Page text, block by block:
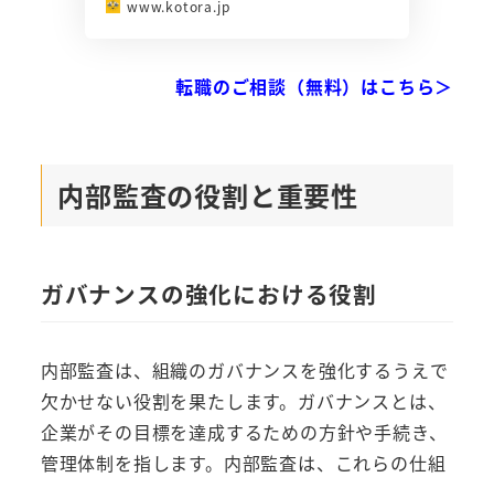
www.kotora.jp
転職のご相談（無料）はこちら＞
内部監査の役割と重要性
ガバナンスの強化における役割
内部監査は、組織のガバナンスを強化するうえで
欠かせない役割を果たします。ガバナンスとは、
企業がその目標を達成するための方針や手続き、
管理体制を指します。内部監査は、これらの仕組